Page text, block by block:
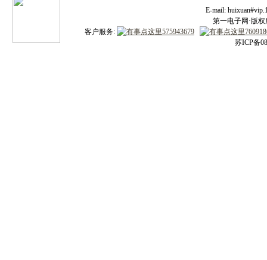
E-mail:
第一电子网·版权
客户服务:
苏ICP备